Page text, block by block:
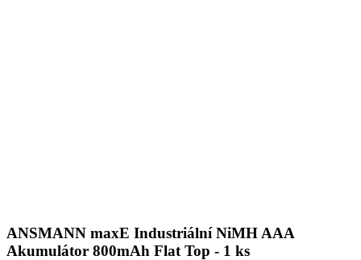
ANSMANN maxE Industriální NiMH AAA
Akumulátor 800mAh Flat Top - 1 ks